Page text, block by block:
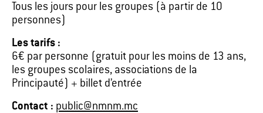
Tous les jours pour les groupes (à partir de 10
personnes)
Les tarifs :
6€ par personne (gratuit pour les moins de 13 ans,
les groupes scolaires, associations de la
Principauté) + billet d’entrée
Contact : public@nmnm.mc